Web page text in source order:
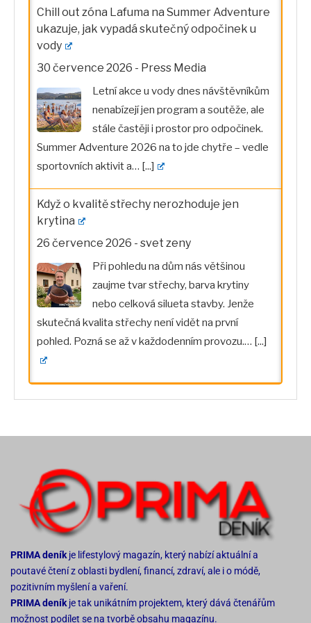
Chill out zóna Lafuma na Summer Adventure
ukazuje, jak vypadá skutečný odpočinek u
vody
30 července 2026 - Press Media
Letní akce u vody dnes návštěvníkům
nenabízejí jen program a soutěže, ale
stále častěji i prostor pro odpočinek.
Summer Adventure 2026 na to jde chytře – vedle
sportovních aktivit a… [...]
Když o kvalitě střechy nerozhoduje jen
krytina
26 července 2026 - svet zeny
Při pohledu na dům nás většinou
zaujme tvar střechy, barva krytiny
nebo celková silueta stavby. Jenže
skutečná kvalita střechy není vidět na první
pohled. Pozná se až v každodenním provozu.… [...]
PRIMA deník je lifestylový magazín, který nabízí aktuální a
poutavé čtení z oblasti bydlení, financí, zdraví, ale i o módě,
pozitivním myšlení a vaření.
PRIMA deník je tak unikátním projektem, který dává čtenářům
možnost podílet se na tvorbě obsahu magazínu.